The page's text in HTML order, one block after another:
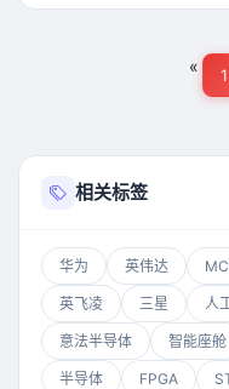
配，使车规芯片成为具身智
« 1
相关标签
华为 英伟达
英飞凌 三星 人
意法半导体 智能座舱
半导体 FPGA